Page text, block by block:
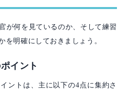
が何を見ているのか、そして練習
を明確にしておきましょう。
イント
ントは、主に以下の4点に集約さ